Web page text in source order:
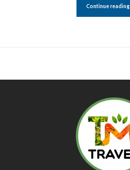
Continue reading